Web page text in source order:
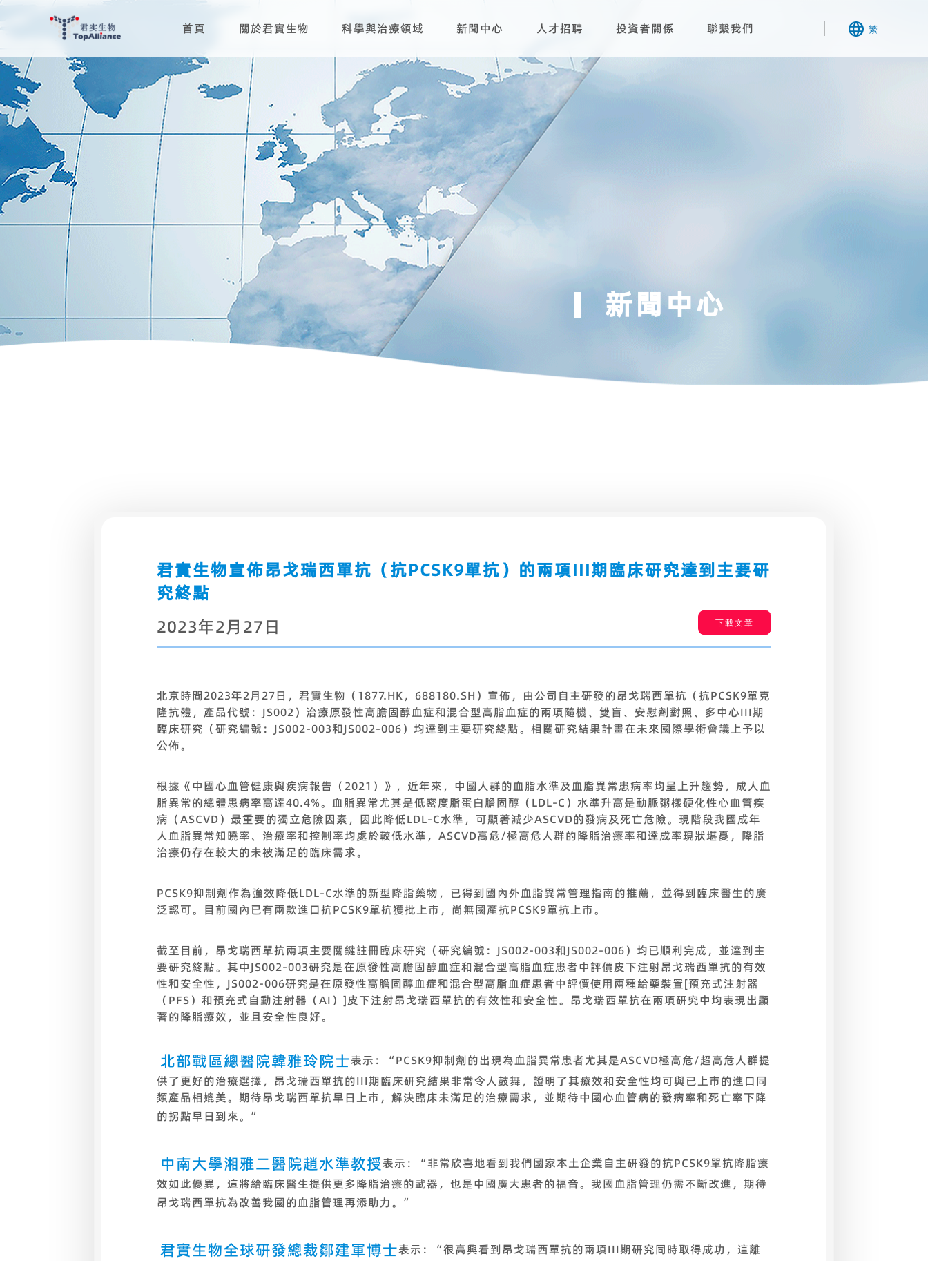
首頁 關於君實生物 科學與治療領域 新聞中心 人才招聘 投資者關係 聯繫我們 繁
科學與治療領域
研發平臺
生產基地
產品管線
新聞中心
君實生物宣佈昂戈瑞西單抗（抗PCSK9單抗）的兩項III期臨床研究達到主要研
究終點
2023年2月27日
下載文章
北京時間2023年2月27日，君實生物（1877.HK，688180.SH）宣佈，由公司自主研發的昂戈瑞西單抗（抗PCSK9單克
隆抗體，產品代號：JS002）治療原發性高膽固醇血症和混合型高脂血症的兩項隨機、雙盲、安慰劑對照、多中心III期
臨床研究（研究編號：JS002-003和JS002-006）均達到主要研究終點。相關研究結果計畫在未來國際學術會議上予以
公佈。
根據《中國心血管健康與疾病報告（2021）》，近年來，中國人群的血脂水準及血脂異常患病率均呈上升趨勢，成人血
脂異常的總體患病率高達40.4%。血脂異常尤其是低密度脂蛋白膽固醇（LDL-C）水準升高是動脈粥樣硬化性心血管疾
病（ASCVD）最重要的獨立危險因素，因此降低LDL-C水準，可顯著減少ASCVD的發病及死亡危險。現階段我國成年
人血脂異常知曉率、治療率和控制率均處於較低水準，ASCVD高危/極高危人群的降脂治療率和達成率現狀堪憂，降脂
治療仍存在較大的未被滿足的臨床需求。
PCSK9抑制劑作為強效降低LDL-C水準的新型降脂藥物，已得到國內外血脂異常管理指南的推薦，並得到臨床醫生的廣
泛認可。目前國內已有兩款進口抗PCSK9單抗獲批上市，尚無國產抗PCSK9單抗上市。
截至目前，昂戈瑞西單抗兩項主要關鍵註冊臨床研究（研究編號：JS002-003和JS002-006）均已順利完成，並達到主
要研究終點。其中JS002-003研究是在原發性高膽固醇血症和混合型高脂血症患者中評價皮下注射昂戈瑞西單抗的有效
性和安全性，JS002-006研究是在原發性高膽固醇血症和混合型高脂血症患者中評價使用兩種給藥裝置[預充式注射器
（PFS）和預充式自動注射器（AI）]皮下注射昂戈瑞西單抗的有效性和安全性。昂戈瑞西單抗在兩項研究中均表現出顯
著的降脂療效，並且安全性良好。
北部戰區總醫院韓雅玲院士表示：“PCSK9抑制劑的出現為血脂異常患者尤其是ASCVD極高危/超高危人群提
供了更好的治療選擇，昂戈瑞西單抗的III期臨床研究結果非常令人鼓舞，證明了其療效和安全性均可與已上市的進口同
類產品相媲美。期待昂戈瑞西單抗早日上市，解決臨床未滿足的治療需求，並期待中國心血管病的發病率和死亡率下降
的拐點早日到來。”
中南大學湘雅二醫院趙水準教授表示：“非常欣喜地看到我們國家本土企業自主研發的抗PCSK9單抗降脂療
效如此優異，這將給臨床醫生提供更多降脂治療的武器，也是中國廣大患者的福音。我國血脂管理仍需不斷改進，期待
昂戈瑞西單抗為改善我國的血脂管理再添助力。”
君實生物全球研發總裁鄒建軍博士表示：“很高興看到昂戈瑞西單抗的兩項III期研究同時取得成功，這離